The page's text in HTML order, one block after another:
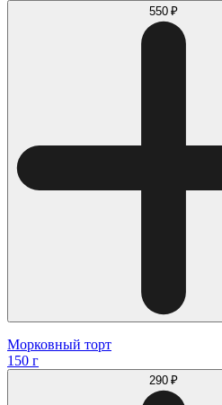
550 ₽
Морковный торт
150 г
290 ₽